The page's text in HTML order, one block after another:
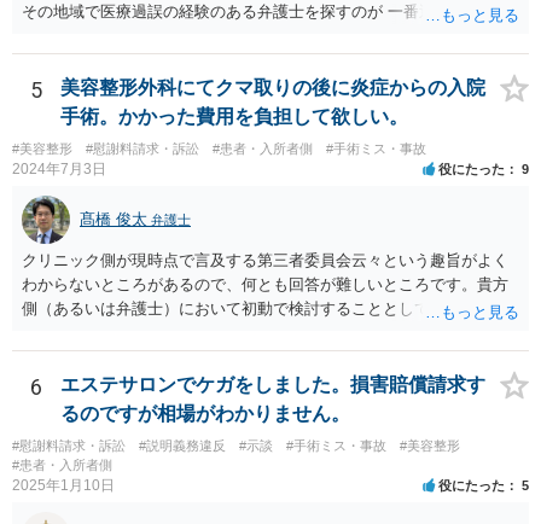
その地域で医療過誤の経験のある弁護士を探すのが 一番近道だね。
5
美容整形外科にてクマ取りの後に炎症からの入院
手術。かかった費用を負担して欲しい。
#美容整形 #慰謝料請求・訴訟 #患者・入所者側 #手術ミス・事故
2024年7月3日 役にたった 9
髙橋 俊太 弁護士
クリニック側が現時点で言及する第三者委員会云々という趣旨がよく
わからないところがあるので、何とも回答が難しいところです。貴方
側（あるいは弁護士）において初動で検討することとしては、クリニ
医師意見聴取などが考えられるかと思います。それらを踏まえてクリ
ニック側の過失を肯定できそうであれば、クリニックに対して具体的
に損害賠償請求をしていくことになります。
6
エステサロンでケガをしました。損害賠償請求す
るのですが相場がわかりません。
#慰謝料請求・訴訟 #説明義務違反 #示談 #手術ミス・事故
#美容整形
#患者・入所者側
2025年1月10日 役にたった 5